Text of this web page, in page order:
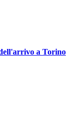
a Torino